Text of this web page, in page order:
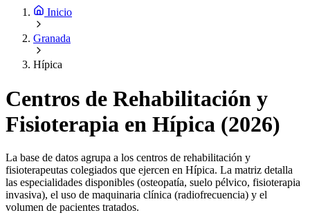
Inicio
Granada
Hípica
Centros de Rehabilitación y
Fisioterapia en Hípica (2026)
La base de datos agrupa a los centros de rehabilitación y
fisioterapeutas colegiados que ejercen en Hípica. La matriz detalla
las especialidades disponibles (osteopatía, suelo pélvico, fisioterapia
invasiva), el uso de maquinaria clínica (radiofrecuencia) y el
volumen de pacientes tratados.